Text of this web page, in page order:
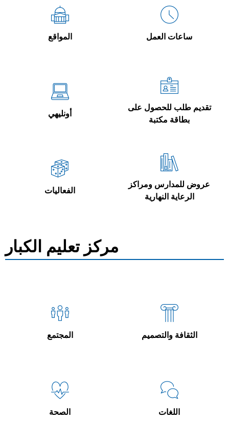
المواقع ساعات العمل
أونليهي
تقديم طلب للحصول على
بطاقة مكتبة
الفعاليات
عروض للمدارس ومراكز
الرعاية النهارية
مركز تعليم الكبار
المجتمع الثقافة والتصميم
الصحة اللغات